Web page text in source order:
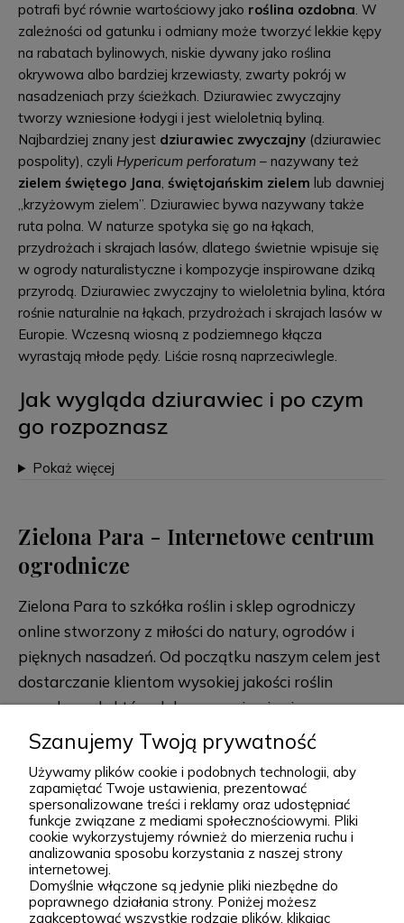
potrafi być równie wartościowy jako roślina ozdobna. W
zależności od gatunku i odmiany może tworzyć lekkie kępy
na rabatach bylinowych, niskie dywany jako roślina
okrywowa albo bardziej krzewiasty, zwarty pokrój w
nasadzeniach przy ścieżkach. Dziurawiec zwyczajny
tworzy wzniesione łodygi i jest wieloletnią byliną.
Najbardziej znany jest dziurawiec zwyczajny (dziurawiec
pospolity), czyli Hypericum perforatum – nazywany też
zielem świętego Jana, świętojańskim zielem lub dawniej
„krzyżowym zielem”. Dziurawiec bywa nazywany także
ruta polna. W naturze spotyka się go na łąkach,
przydrożach i skrajach lasów, dlatego świetnie wpisuje się
w ogrody naturalistyczne i kompozycje inspirowane dziką
przyrodą. Dziurawiec zwyczajny to wieloletnia bylina, która
rośnie naturalnie na łąkach, przydrożach i skrajach lasów w
Europie. Wczesną wiosną z podziemnego kłącza
wyrastają młode pędy. Liście rosną naprzeciwlegle.
Jak wygląda dziurawiec i po czym
go rozpoznasz
Pokaż więcej
Zielona Para - Internetowe centrum
ogrodnicze
Zielona Para to szkółka roślin i sklep ogrodniczy
online stworzony z miłości do natury, ogrodów i
pięknych nasadzeń. Od początku naszym celem jest
dostarczanie klientom wysokiej jakości roślin
ogrodowych, które dobrze przyjmują się po
posadzeniu i przez lata zdobią przydomowe
rabaty, skalniaki, ogrody naturalistyczne oraz
większe kompozycje krajobrazowe. Za Zieloną Parą
stoją Wiktor i Klaudia, którzy z dużą starannością
dobierają każdą odmianę dostępną w naszej
ofercie. W sprzedaży znajdziesz zarówno
sprawdzone, klasyczne gatunki, jak i ciekawsze,
bardziej unikatowe krzewy ozdobne, drzewa, byliny
rozwiń więcej
Podgórna 9, 97-565 Brudzice
+48 793 037 145
kontakt@zielonapara.pl
Szanujemy Twoją prywatność
Używamy plików cookie i podobnych technologii, aby
zapamiętać Twoje ustawienia, prezentować
spersonalizowane treści i reklamy oraz udostępniać
funkcje związane z mediami społecznościowymi. Pliki
cookie wykorzystujemy również do mierzenia ruchu i
analizowania sposobu korzystania z naszej strony
internetowej.
Domyślnie włączone są jedynie pliki niezbędne do
poprawnego działania strony. Poniżej możesz
zaakceptować wszystkie rodzaje plików, klikając